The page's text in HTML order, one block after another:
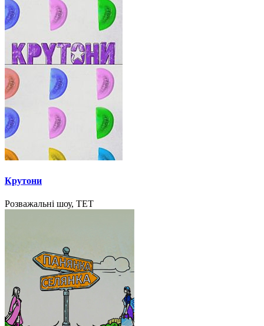
Крутони
Розважальні шоу, ТЕТ